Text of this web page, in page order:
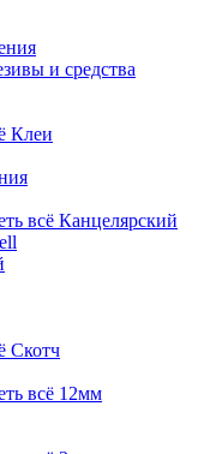
и средства
Клеи
всё Канцелярский
Скотч
всё 12мм